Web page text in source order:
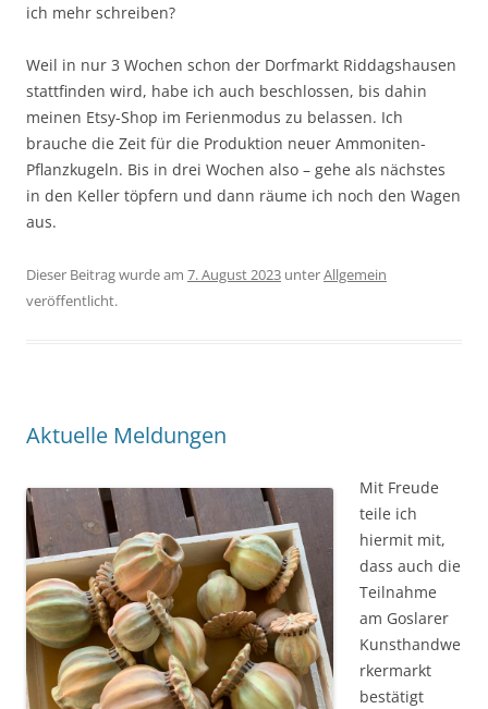
ich mehr schreiben?
Weil in nur 3 Wochen schon der Dorfmarkt Riddagshausen
stattfinden wird, habe ich auch beschlossen, bis dahin
meinen Etsy-Shop im Ferienmodus zu belassen. Ich
brauche die Zeit für die Produktion neuer Ammoniten-
Pflanzkugeln. Bis in drei Wochen also – gehe als nächstes
in den Keller töpfern und dann räume ich noch den Wagen
aus.
Dieser Beitrag wurde am 7. August 2023 unterAllgemein
veröffentlicht.
Aktuelle Meldungen
Mit Freude
teile ich
hiermit mit,
dass auch die
Teilnahme
am Goslarer
Kunsthandwe
rkermarkt
bestätigt